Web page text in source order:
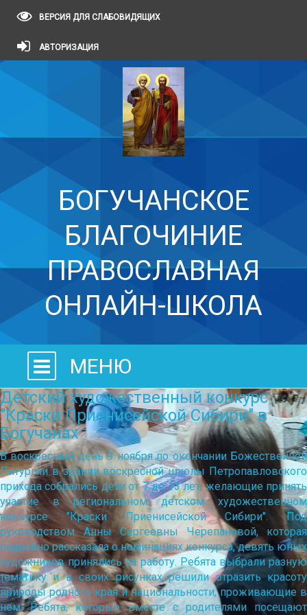
ВЕРСИЯ ДЛЯ СЛАБОВИДЯЩИХ
АВТОРИЗАЦИЯ
БОГУЧАНСКОЕ
БЛАГОЧИНИЕ
ПРАВОСЛАВНАЯ
ОНЛАЙН-ШКОЛА
МЕНЮ
Детский художественный конкурс
"Краски Приенисейской Сибири" в
Богучанах
В воскресный день 9 ноября по окончании Божественной
Литургии в здании воскресной школы Петропавловского
прихода собрались дети от 7 до 13 лет, желающие принять
участие в региональном детском художественном
конкурсе "Краски Приенисейской Сибири". Под
руководством Анны Сергеевны Черепановой, которая
подробно рассказала о номинациях конкурса, девять юных
художников принялись за работу. Ребята выбрали разную
тематику и в своих рисунках решили отразить красоту
природы родного края и национальности, проживающие в
нем. Ребята, которые вместе с родителями посещают